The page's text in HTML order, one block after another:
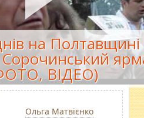
на Полтавщині
ВІДЕО)
Ольга Матвієнко